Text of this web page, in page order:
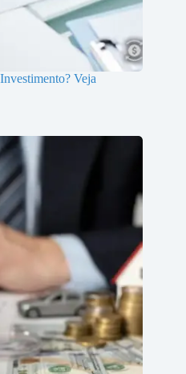
Veja